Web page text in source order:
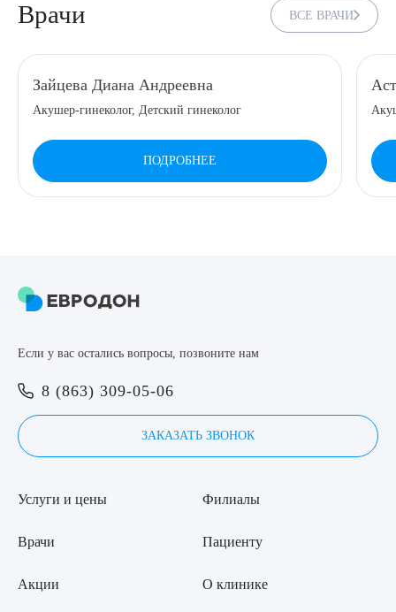
Врачи ВСЕ ВРАЧИ
Зайцева Диана Андреевна
Акушер-гинеколог, Детский гинеколог
ПОДРОБНЕЕ
Если у вас остались вопросы, позвоните нам
8 (863) 309-05-06
ЗАКАЗАТЬ ЗВОНОК
Услуги и цены
Врачи
Акции
Филиалы
Пациенту
О клинике